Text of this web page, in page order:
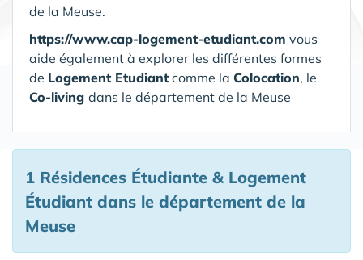
de la Meuse.
https://www.cap-logement-etudiant.com vous
aide également à explorer les différentes formes
de Logement Etudiant comme la Colocation, le
Co-living dans le département de la Meuse
1 Résidences Étudiante & Logement
Étudiant dans le département de la
Meuse